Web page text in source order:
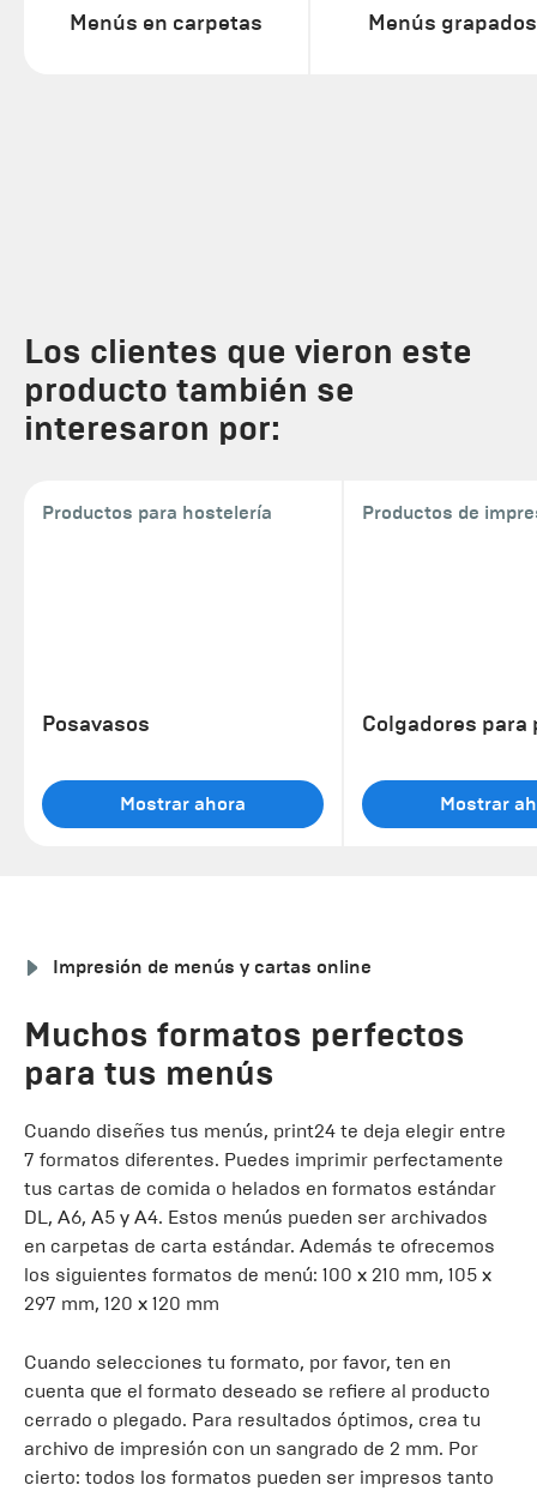
Menús en carpetas Menús grapados
Los clientes que vieron este
producto también se
interesaron por:
Productos para hostelería
Posavasos
Mostrar ahora
Productos de
Colgadores para
Mostrar
Impresión de menús y cartas online
Muchos formatos perfectos
para tus menús
Cuando diseñes tus menús, print24 te deja elegir entre
7 formatos diferentes. Puedes imprimir perfectamente
tus cartas de comida o helados en formatos estándar
DL, A6, A5 y A4. Estos menús pueden ser archivados
en carpetas de carta estándar. Además te ofrecemos
los siguientes formatos de menú: 100 x 210 mm, 105 x
297 mm, 120 x 120 mm
Cuando selecciones tu formato, por favor, ten en
cuenta que el formato deseado se refiere al producto
cerrado o plegado. Para resultados óptimos, crea tu
archivo de impresión con un sangrado de 2 mm. Por
cierto: todos los formatos pueden ser impresos tanto